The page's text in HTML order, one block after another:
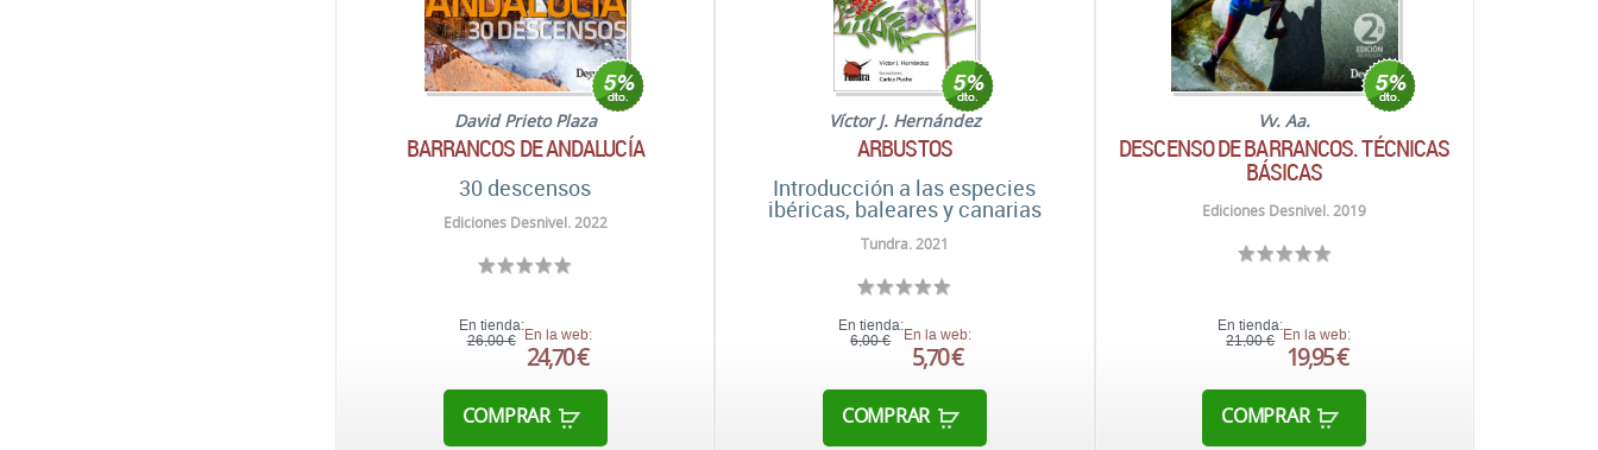
David Prieto Plaza
BARRANCOS DE ANDALUCÍA
30 descensos
Ediciones Desnivel. 2022
En tienda:
26,00 € En la web:
24,70 €
COMPRAR
Víctor J. Hernández
ARBUSTOS
Introducción a las especies
ibéricas, baleares y canarias
Tundra. 2021
En tienda:
6,00 €
En la web:
5,70 €
COMPRAR
Vv. Aa.
DESCENSO DE BARRANCOS. TÉCNICAS
BÁSICAS
Ediciones Desnivel. 2019
En tienda:
21,00 €
En la web:
19,95 €
COMPRAR